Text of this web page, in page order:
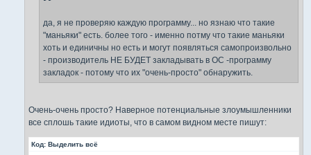
да, я не проверяю каждую программу... но язнаю что такие
"маньяки" есть. более того - именно потму что такие маньяки
хоть и единичны но есть и могут появляться самопроизвольно
- производитель НЕ БУДЕТ закладывать в ОС -программу
закладок - потому что их "очень-просто" обнаружить.
Очень-очень просто? Наверное потенциальные злоумышленники
все сплошь такие идиоты, что в самом видном месте пишут:
Код: Выделить всё